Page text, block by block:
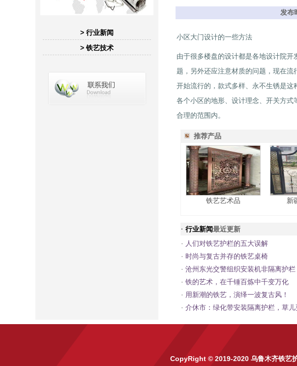
> 行业新闻
> 铁艺技术
发布
小区大门设计的一些方法
由于很多楼盘的设计都是各地设计院
题，另外还应注意材质的问题，现在
开始流行的，款式多样、永不生锈是
各个小区的地形、设计理念、开关方
合理的范围内。
推荐产品
铁艺艺术品 新
· 行业新闻最近更新
· 人们对铁艺护栏的五大误解
· 时尚与复古并存的铁艺桌椅
· 沧州东光交警组织安装机非隔离护
· 铁的艺术，在千锤百炼中千变万化
· 用新潮的铁艺，演绎一波复古风！
· 介休市：绿化带安装隔离护栏，草
CopyRight © 2019-2020 乌鲁木齐铁艺